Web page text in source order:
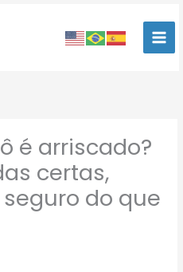
é arriscado?
certas,
do que